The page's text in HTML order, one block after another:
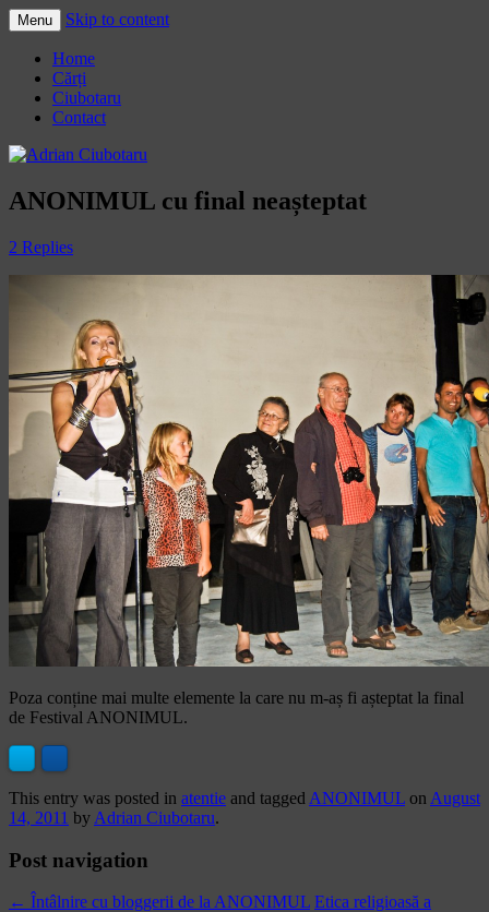
Adrian Ciubotaru
Menu Skip to content
Home
Cărți
Ciubotaru
Contact
ANONIMUL cu final neașteptat
2 Replies
Poza conține mai multe elemente la care nu m-aș fi așteptat la final
de Festival ANONIMUL.
This entry was posted in atentie and tagged ANONIMUL on August
14, 2011 by Adrian Ciubotaru.
Post navigation
← Întâlnire cu bloggerii de la ANONIMUL Etica religioasă a